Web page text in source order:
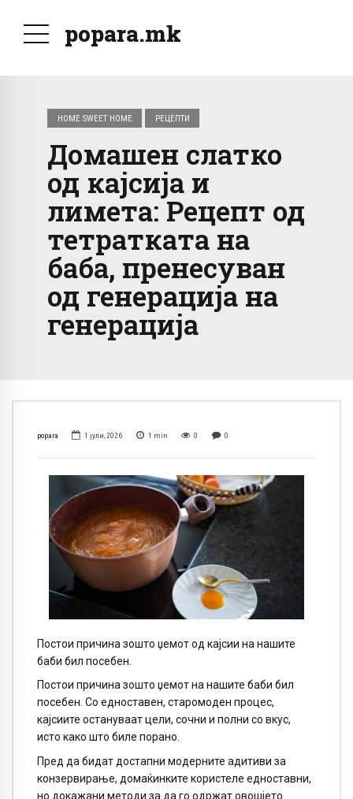
popara.mk
HOME SWEET HOME РЕЦЕПТИ
Домашен слатко
од кајсија и
лимета: Рецепт од
тетратката на
баба, пренесуван
од генерација на
генерација
popara 1 јули, 2026 1 min 0 0
Постои причина зошто џемот од кајсии на нашите
баби бил посебен.
Постои причина зошто џемот на нашите баби бил
посебен. Со едноставен, старомоден процес,
кајсиите остануваат цели, сочни и полни со вкус,
исто како што биле порано.
Пред да бидат достапни модерните адитиви за
конзервирање, домаќинките користеле едноставни,
но докажани методи за да го одржат овошјето